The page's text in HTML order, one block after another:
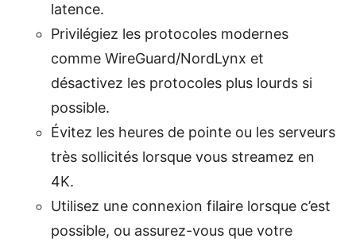
latence.
Privilégiez les protocoles modernes
comme WireGuard/NordLynx et
désactivez les protocoles plus lourds si
possible.
Évitez les heures de pointe ou les serveurs
très sollicités lorsque vous streamez en
4K.
Utilisez une connexion filaire lorsque c’est
possible, ou assurez-vous que votre